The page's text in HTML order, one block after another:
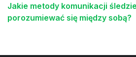
Jakie metody komunikacji
porozumiewać się między sobą?